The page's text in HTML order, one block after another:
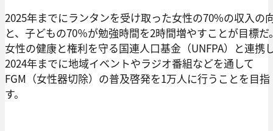
2025年までにランタンを受け取った女性の70%の収入の
と、子どもの70％が勉強時間を2時間増やすことが目標だ
女性の健康と権利を守る国連人口基金（UNFPA）と連携
2024年までに地域イベントやラジオ番組などを通して
FGM（女性器切除）の普及啓発を1万人に行うことを目指
す。